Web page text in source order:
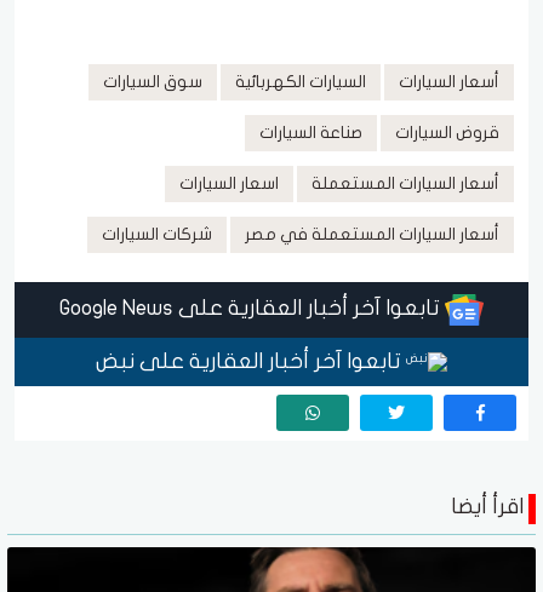
أسعار السيارات السيارات الكهربائية سوق السيارات
قروض السيارات صناعة السيارات
أسعار السيارات المستعملة اسعار السيارات
أسعار السيارات المستعملة في مصر شركات السيارات
تابعوا آخر أخبار العقارية على Google News
تابعوا آخر أخبار العقارية على نبض
اقرأ أيضا